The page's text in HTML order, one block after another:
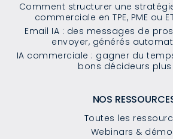
Comment structurer une
commerciale en TPE, PME ou
Email IA : des messages de
envoyer, générés
IA commerciale : gagner du
bons décideurs plus
NOS
Toutes les
Webinars &